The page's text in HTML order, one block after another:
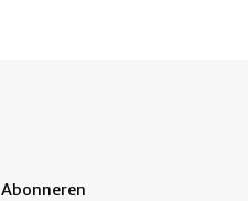
Abonneren